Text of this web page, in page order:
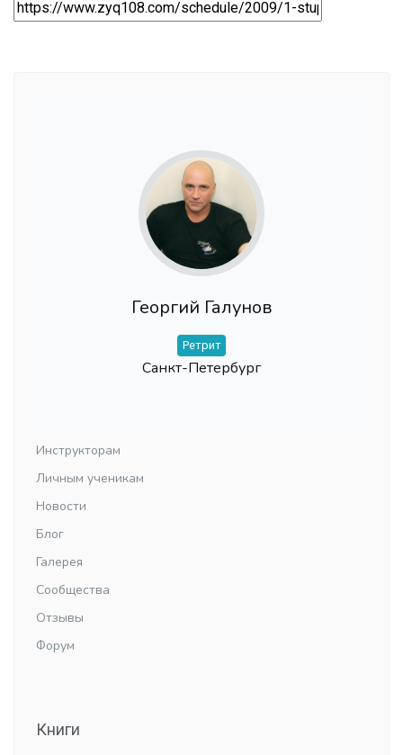
Георгий Галунов
Ретрит
Санкт-Петербург
Инструкторам
Личным ученикам
Новости
Блог
Галерея
Сообщества
Отзывы
Форум
Книги